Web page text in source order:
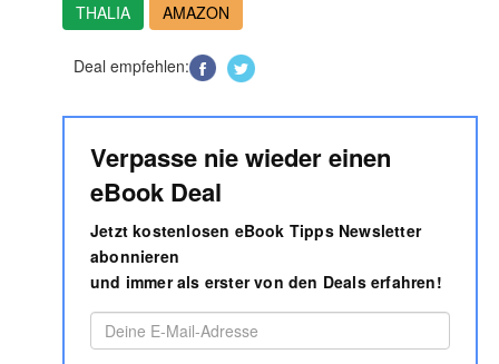
THALIA AMAZON
Deal empfehlen:
Verpasse nie wieder einen
eBook Deal
Jetzt kostenlosen eBook Tipps Newsletter
abonnieren
und immer als erster von den Deals erfahren!